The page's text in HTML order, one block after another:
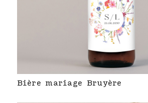
Bière mariage Bruyère